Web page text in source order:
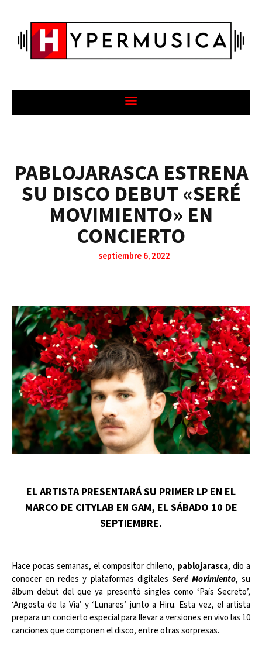
PABLOJARASCA ESTRENA
SU DISCO DEBUT «SERÉ
MOVIMIENTO» EN
CONCIERTO
septiembre 6, 2022
EL ARTISTA PRESENTARÁ SU PRIMER LP EN EL
MARCO DE CITYLAB EN GAM, EL SÁBADO 10 DE
SEPTIEMBRE.
Hace pocas semanas, el compositor chileno, pablojarasca, dio a
conocer en redes y plataformas digitales Seré Movimiento, su
álbum debut del que ya presentó singles como ‘País Secreto’,
‘Angosta de la Vía’ y ‘Lunares’ junto a Hiru. Esta vez, el artista
prepara un concierto especial para llevar a versiones en vivo las 10
canciones que componen el disco, entre otras sorpresas.